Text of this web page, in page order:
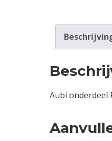
Aubi onderdeel